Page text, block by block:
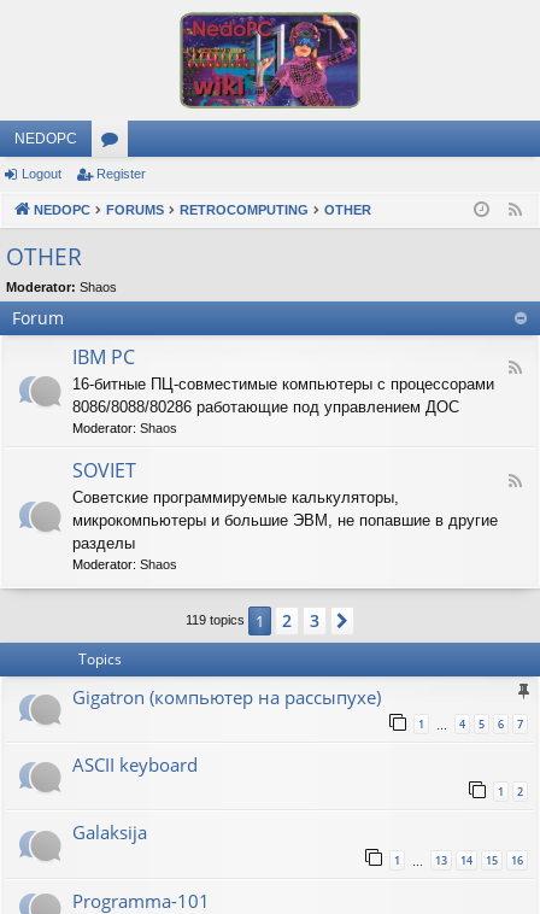
NEDOPC
or
u
s
Logout Register
NEDOPC FORUMS RETROCOMPUTING OTHER
OTHER
Moderator: Shaos
Forum
F
B
IBM PC
16-битные ПЦ-совместимые компьютеры с процессорами
8086/8088/80286 работающие под управлением ДОС
Moderator: Shaos
F
SOVIET
Советские программируемые калькуляторы,
микрокомпьютеры и большие ЭВМ, не попавшие в другие
разделы
Moderator: Shaos
119 topics 1 2 3
Topics
Gigatron (компьютер на рассыпухе)
1 … 4 5 6 7
ASCII keyboard
1 2
Galaksija
1 13 14 15 16
Programma-101